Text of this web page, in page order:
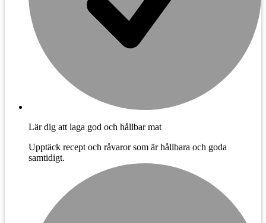
Lär dig att laga god och hållbar mat
Upptäck recept och råvaror som är hållbara och goda
samtidigt.